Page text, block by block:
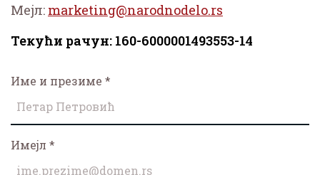
Мејл:
Текући рачун: 160-6000001493553-14
Име и презиме *
Имејл *